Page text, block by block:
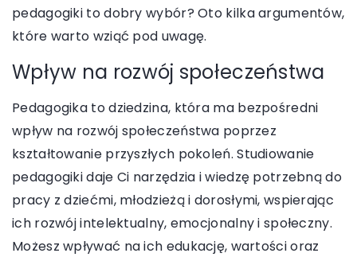
pedagogiki to dobry wybór? Oto kilka argumentów,
które warto wziąć pod uwagę.
Wpływ na rozwój społeczeństwa
Pedagogika to dziedzina, która ma bezpośredni
wpływ na rozwój społeczeństwa poprzez
kształtowanie przyszłych pokoleń. Studiowanie
pedagogiki daje Ci narzędzia i wiedzę potrzebną do
pracy z dziećmi, młodzieżą i dorosłymi, wspierając
ich rozwój intelektualny, emocjonalny i społeczny.
Możesz wpływać na ich edukację, wartości oraz